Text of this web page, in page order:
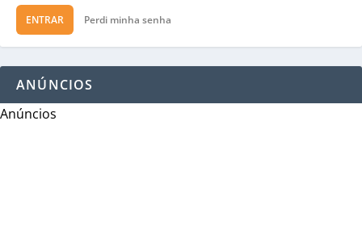
ENTRAR Perdi minha senha
ANÚNCIOS
Anúncios